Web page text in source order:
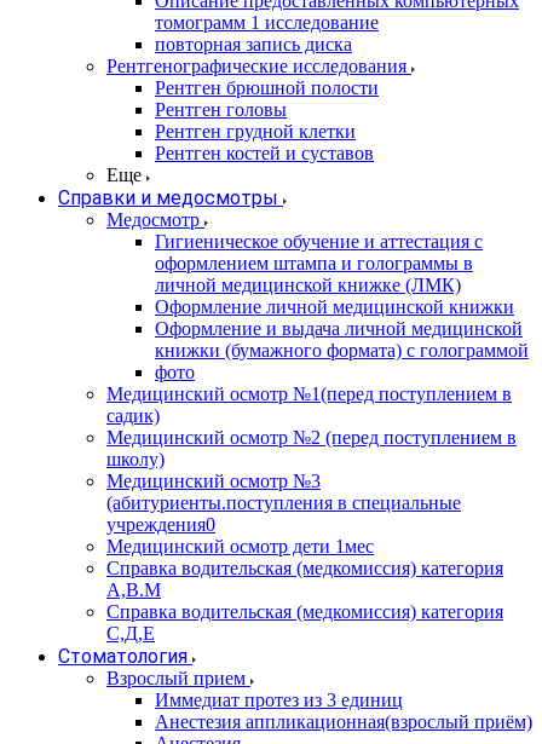
томограмм 1 исследование
повторная запись диска
Рентгенографические исследования
Рентген брюшной полости
Рентген головы
Рентген грудной клетки
Рентген костей и суставов
Еще
Справки и медосмотры
Медосмотр
Гигиеническое обучение и аттестация с
оформлением штампа и голограммы в
личной медицинской книжке (ЛМК)
Оформление личной медицинской книжки
Оформление и выдача личной медицинской
книжки (бумажного формата) с голограммой
фото
Медицинский осмотр №1(перед поступлением в
садик)
Медицинский осмотр №2 (перед поступлением в
школу)
Медицинский осмотр №3
(абитуриенты.поступления в специальные
учреждения0
Медицинский осмотр дети 1мес
Справка водительская (медкомиссия) категория
А,В.М
Справка водительская (медкомиссия) категория
С,Д,Е
Стоматология
Взрослый прием
Иммедиат протез из 3 единиц
Анестезия аппликационная(взрослый приём)